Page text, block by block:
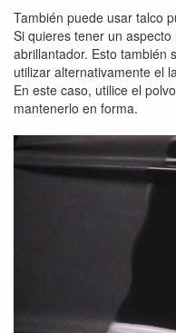
También puede usar talco
Si quieres tener un
abrillantador. Esto también
utilizar alternativamente el
En este caso, utilice el
mantenerlo en forma.